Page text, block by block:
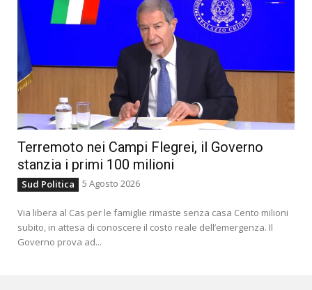
Terremoto nei Campi Flegrei, il Governo
stanzia i primi 100 milioni
Sud Politica 5 Agosto 2026
Via libera al Cas per le famiglie rimaste senza casa Cento milioni
subito, in attesa di conoscere il costo reale dell’emergenza. Il
Governo prova ad...